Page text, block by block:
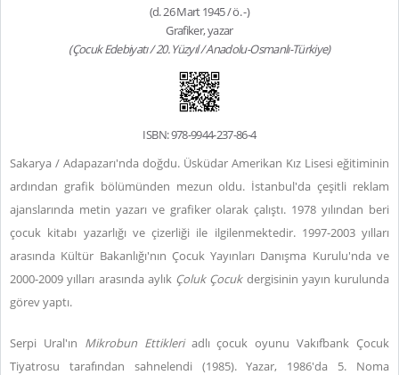
(d. 26 Mart 1945 / ö. -)
Grafiker, yazar
(Çocuk Edebiyatı / 20. Yüzyıl / Anadolu-Osmanlı-Türkiye)
ISBN: 978-9944-237-86-4
Sakarya / Adapazarı'nda doğdu. Üsküdar Amerikan Kız Lisesi eğitiminin
ardından grafik bölümünden mezun oldu. İstanbul'da çeşitli reklam
ajanslarında metin yazarı ve grafiker olarak çalıştı. 1978 yılından beri
çocuk kitabı yazarlığı ve çizerliği ile ilgilenmektedir. 1997-2003 yılları
arasında Kültür Bakanlığı'nın Çocuk Yayınları Danışma Kurulu'nda ve
2000-2009 yılları arasında aylık Çoluk Çocuk dergisinin yayın kurulunda
görev yaptı.
Serpi Ural'ın Mikrobun Ettikleriadlı çocuk oyunu Vakıfbank Çocuk
Tiyatrosu tarafından sahnelendi (1985). Yazar, 1986'da 5. Noma